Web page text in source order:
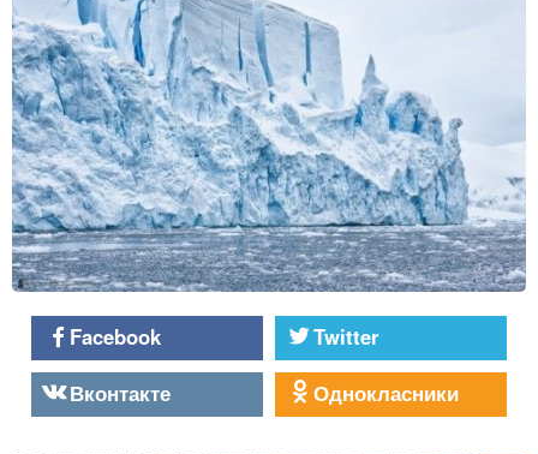
Facebook
Twitter
Вконтакте
Однокласники